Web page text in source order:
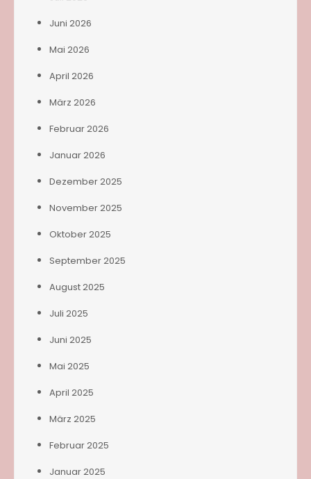
Juni 2026
Mai 2026
April 2026
März 2026
Februar 2026
Januar 2026
Dezember 2025
November 2025
Oktober 2025
September 2025
August 2025
Juli 2025
Juni 2025
Mai 2025
April 2025
März 2025
Februar 2025
Januar 2025